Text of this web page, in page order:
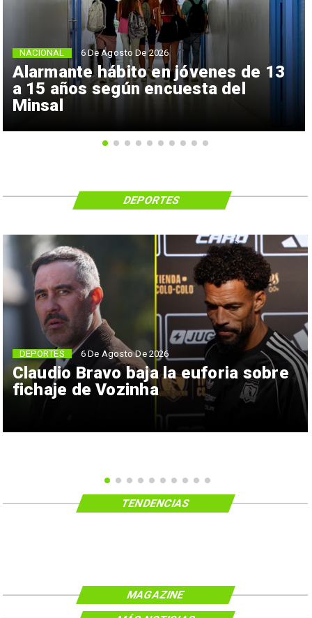
Alarmante hábito en jóvenes de 13
a 15 años según encuesta del
Minsal
NACIONAL 6 De Agosto De 2026
Claudio Bravo baja la euforia sobre
fichaje de Vozinha
DEPORTES 6 De Agosto De 2026
DEPORTES
TENDENCIAS
MAGAZINE